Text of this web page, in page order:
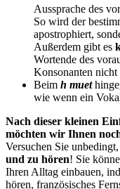
Aussprache des
So wird der
apostrophiert,
Außerdem gibt es
Wortende des
Konsonanten
Beim h muet
wie wenn ein
Nach dieser kleinen
möchten wir Ihnen
Versuchen Sie unbedingt,
und zu hören! Sie
Ihren Alltag einbauen,
hören, französisches